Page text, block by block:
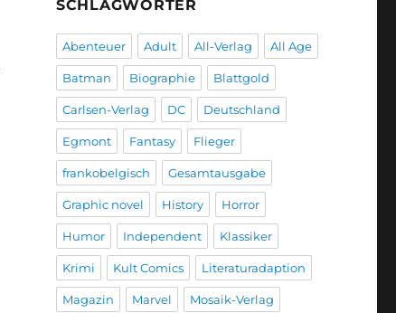
SCHLAGWÖRTER
Abenteuer Adult All-Verlag All Age
Batman Biographie Blattgold
Carlsen-Verlag DC Deutschland
Egmont Fantasy Flieger
frankobelgisch Gesamtausgabe
Graphic novel History Horror
Humor Independent Klassiker
Krimi Kult Comics Literaturadaption
Magazin Marvel Mosaik-Verlag